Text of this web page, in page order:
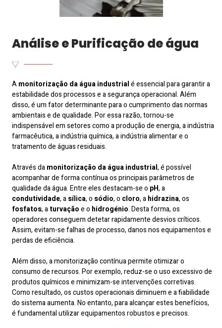
Análise e Purificação de água
Amonitorização da água industrialé essencial para garantir a
estabilidade dos processos e a segurança operacional. Além
disso, é um fator determinante para o cumprimento das normas
ambientais e de qualidade. Por essa razão, tornou-se
indispensável em setores como a produção de energia, a indústria
farmacêutica, a indústria química, a indústria alimentar e o
tratamento de águas residuais.
Através damonitorização da água industrial, é possível
acompanhar de forma contínua os principais parâmetros de
qualidade da água. Entre eles destacam-se o pH, a
condutividade, asílica, o sódio, o cloro, ahidrazina, os
fosfatos, aturvaçãoe o hidrogénio. Desta forma, os
operadores conseguem detetar rapidamente desvios críticos.
Assim, evitam-se falhas de processo, danos nos equipamentos e
perdas de eficiência.
Além disso, a monitorização contínua permite otimizar o
consumo de recursos. Por exemplo, reduz-se o uso excessivo de
produtos químicos e minimizam-se intervenções corretivas.
Como resultado, os custos operacionais diminuem e a fiabilidade
do sistema aumenta. No entanto, para alcançar estes benefícios,
é fundamental utilizar equipamentos robustos e precisos.